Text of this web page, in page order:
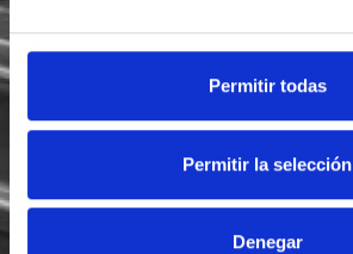
Permitir todas
Permitir la selección
Denegar
Acepto recibir novedades deFoodsat